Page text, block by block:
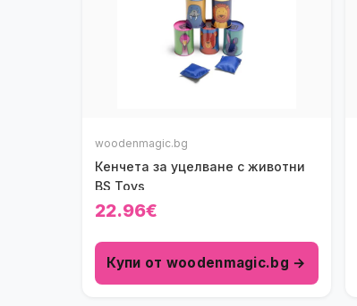
woodenmagic.bg
Кенчета за уцелване с животни
BS Toys
22.96€
Купи от woodenmagic.bg →